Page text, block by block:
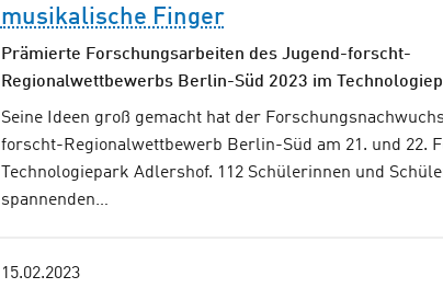
musikalische Finger
Prämierte Forschungsarbeiten des Jugend-forscht-
Regionalwettbewerbs Berlin-Süd 2023 im
Seine Ideen groß gemacht hat der
forscht-Regionalwettbewerb Berlin-Süd am 21. und 22.
Technologiepark Adlershof. 112 Schülerinnen und
spannenden…
15.02.2023